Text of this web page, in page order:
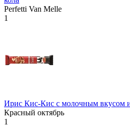
Perfetti Van Melle
1
Ирис Кис-Кис с молочным вкусом
Красный октябрь
1